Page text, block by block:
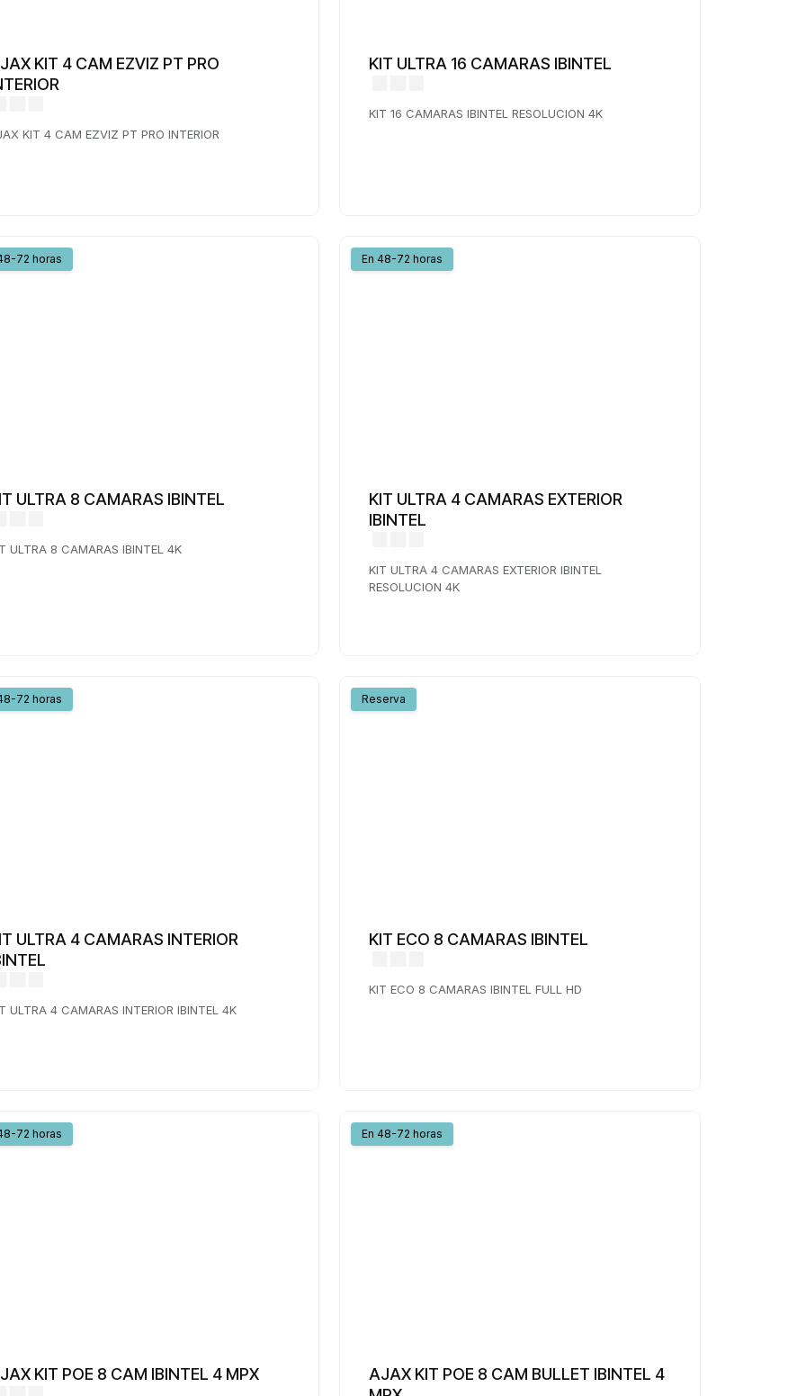
KIT 4 CAM EZVIZ PT PRO
KIT 4 CAM EZVIZ PT PRO INTERIOR
KIT ULTRA 16 CAMARAS IBINTEL
KIT 16 CAMARAS IBINTEL RESOLUCION 4K
72 horas
ULTRA 8 CAMARAS IBINTEL
ULTRA 8 CAMARAS IBINTEL 4K
En 48-72 horas
KIT ULTRA 4 CAMARAS EXTERIOR
IBINTEL
KIT ULTRA 4 CAMARAS EXTERIOR IBINTEL
RESOLUCION 4K
72 horas
ULTRA 4 CAMARAS INTERIOR
ULTRA 4 CAMARAS INTERIOR IBINTEL 4K
Reserva
KIT ECO 8 CAMARAS IBINTEL
KIT ECO 8 CAMARAS IBINTEL FULL HD
72 horas
KIT POE 8 CAM IBINTEL 4 MPX
En 48-72 horas
AJAX KIT POE 8 CAM BULLET IBINTEL 4